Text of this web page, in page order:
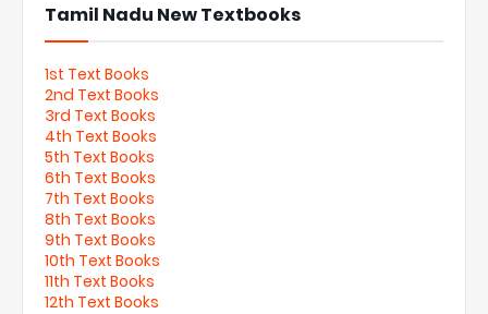
Tamil Nadu New Textbooks
1st Text Books
2nd Text Books
3rd Text Books
4th Text Books
5th Text Books
6th Text Books
7th Text Books
8th Text Books
9th Text Books
10th Text Books
11th Text Books
12th Text Books